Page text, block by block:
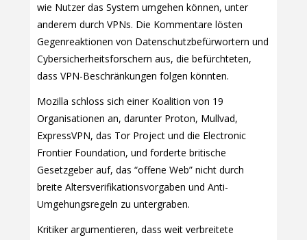
wie Nutzer das System umgehen können, unter
anderem durch VPNs. Die Kommentare lösten
Gegenreaktionen von Datenschutzbefürwortern und
Cybersicherheitsforschern aus, die befürchteten,
dass VPN-Beschränkungen folgen könnten.
Mozilla schloss sich einer Koalition von 19
Organisationen an, darunter Proton, Mullvad,
ExpressVPN, das Tor Project und die Electronic
Frontier Foundation, und forderte britische
Gesetzgeber auf, das “offene Web” nicht durch
breite Altersverifikationsvorgaben und Anti-
Umgehungsregeln zu untergraben.
Kritiker argumentieren, dass weit verbreitete